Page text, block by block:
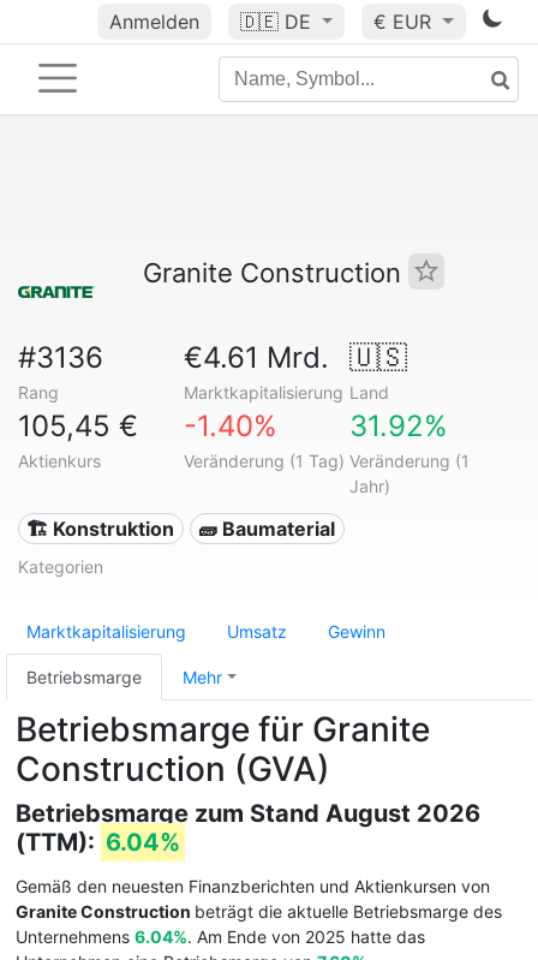
Anmelden 🇩🇪 DE € EUR
Granite Construction
#3136
Rang
€4.61 Mrd.
Marktkapitalisierung
🇺🇸
Land
105,45 €
Aktienkurs
-1.40%
Veränderung (1 Tag)
31.92%
Veränderung (1
Jahr)
🏗 Konstruktion 🧱 Baumaterial
Kategorien
Marktkapitalisierung Umsatz Gewinn
Betriebsmarge Mehr
Betriebsmarge für Granite
Construction (GVA)
Betriebsmarge zum Stand August 2026
(TTM): 6.04%
Gemäß den neuesten Finanzberichten und Aktienkursen von
Granite Construction beträgt die aktuelle Betriebsmarge des
Unternehmens 6.04%. Am Ende von 2025 hatte das